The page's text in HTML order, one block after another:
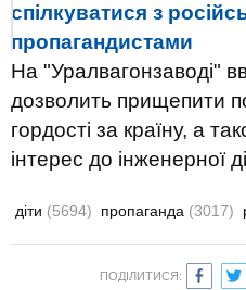
спілкуватися з
пропагандистами
На "Уралвагонзаводі"
дозволить прищепити
гордості за країну, а
інтерес до інженерної
діти (5694) пропаганда (3017)
ПОДІЛИТИСЯ: